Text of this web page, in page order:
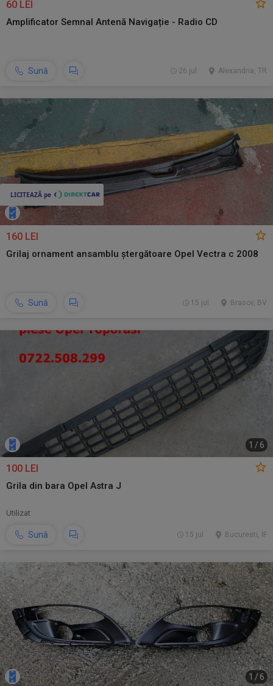
60 LEI
Amplificator Semnal Antenă Navigație - Radio CD
Sună Alexandria, TR
26 jul.
160 LEI
Grilaj ornament ansamblu ștergătoare Opel Vectra c 2008
Sună Brasov, BV
15 jul.
1 / 6
100 LEI
Grila din bara Opel Astra J
Utilizat
Sună Bucuresti, IF
15 jul.
1 /6